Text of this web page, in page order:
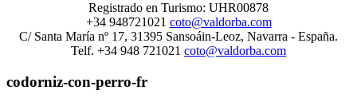
Registrado en Turismo: UHR00878
+34 948721021 coto@valdorba.com
C/ Santa María nº 17, 31395 Sansoáin-Leoz, Navarra - España.
Telf. +34 948 721021 coto@valdorba.com
codorniz-con-perro-fr